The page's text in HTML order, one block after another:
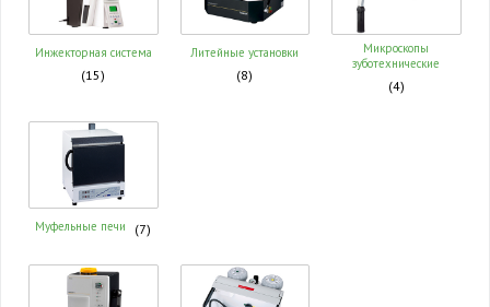
Инжекторная система
(15)
Литейные установки
(8)
Микроскопы
зуботехнические
(4)
Муфельные печи (7)